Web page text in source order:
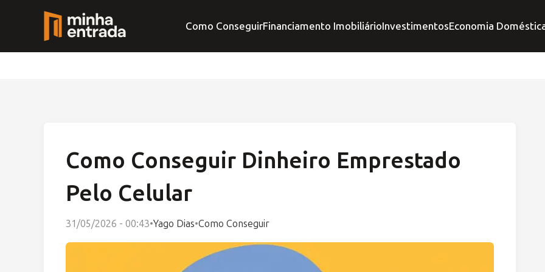
Como ConseguirFinanciamento ImobiliárioInvestimentosEconomia
Como Conseguir Dinheiro Emprestado
Pelo Celular
31/05/2026 - 00:43•Yago Dias•Como Conseguir